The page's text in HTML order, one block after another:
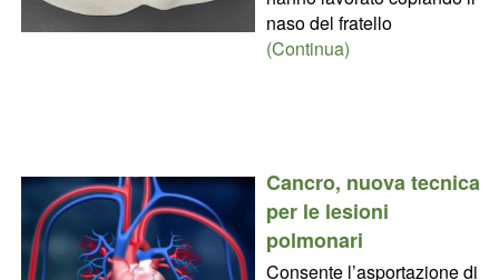
naso del fratello
(Continua)
Cancro, nuova tecnica
per le lesioni
polmonari
Consente l’asportazione di